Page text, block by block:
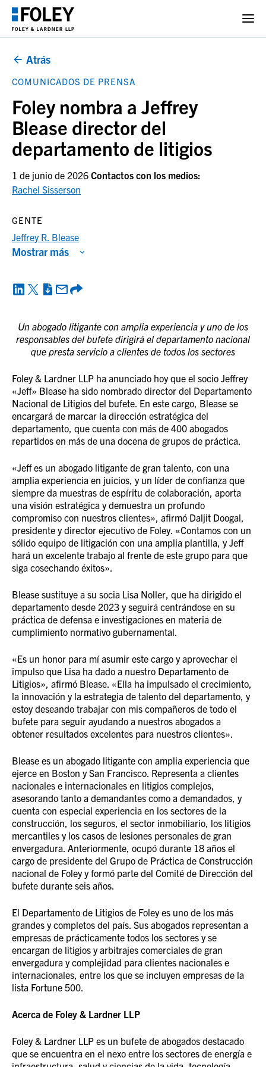
Atrás
COMUNICADOS DE PRENSA
Foley nombra a Jeffrey
Blease director del
departamento de litigios
1 de junio de 2026 Contactos con los medios:
Rachel Sisserson
Un abogado litigante con amplia experiencia y uno de los
responsables del bufete dirigirá el departamento nacional
que presta servicio a clientes de todos los sectores
Foley & Lardner LLP ha anunciado hoy que el socio Jeffrey
«Jeff» Blease ha sido nombrado director del Departamento
Nacional de Litigios del bufete. En este cargo, Blease se
encargará de marcar la dirección estratégica del
departamento, que cuenta con más de 400 abogados
repartidos en más de una docena de grupos de práctica.
«Jeff es un abogado litigante de gran talento, con una
amplia experiencia en juicios, y un líder de confianza que
siempre da muestras de espíritu de colaboración, aporta
una visión estratégica y demuestra un profundo
compromiso con nuestros clientes», afirmó Daljit Doogal,
presidente y director ejecutivo de Foley. «Contamos con un
sólido equipo de litigación con una amplia plantilla, y Jeff
hará un excelente trabajo al frente de este grupo para que
siga cosechando éxitos».
Blease sustituye a su socia Lisa Noller, que ha dirigido el
departamento desde 2023 y seguirá centrándose en su
práctica de defensa e investigaciones en materia de
cumplimiento normativo gubernamental.
«Es un honor para mí asumir este cargo y aprovechar el
impulso que Lisa ha dado a nuestro Departamento de
Litigios», afirmó Blease. «Ella ha impulsado el crecimiento,
la innovación y la estrategia de talento del departamento, y
estoy deseando trabajar con mis compañeros de todo el
bufete para seguir ayudando a nuestros abogados a
obtener resultados excelentes para nuestros clientes».
Blease es un abogado litigante con amplia experiencia que
ejerce en Boston y San Francisco. Representa a clientes
nacionales e internacionales en litigios complejos,
asesorando tanto a demandantes como a demandados, y
cuenta con especial experiencia en los sectores de la
construcción, los seguros, el sector inmobiliario, los litigios
mercantiles y los casos de lesiones personales de gran
envergadura. Anteriormente, ocupó durante 18 años el
cargo de presidente del Grupo de Práctica de Construcción
nacional de Foley y formó parte del Comité de Dirección del
bufete durante seis años.
El Departamento de Litigios de Foley es uno de los más
grandes y completos del país. Sus abogados representan a
empresas de prácticamente todos los sectores y se
encargan de litigios y arbitrajes comerciales de gran
envergadura y complejidad para clientes nacionales e
internacionales, entre los que se incluyen empresas de la
lista Fortune 500.
Acerca de Foley & Lardner LLP
Foley & Lardner LLP es un bufete de abogados destacado
que se encuentra en el nexo entre los sectores de energía e
GENTE
Jeffrey R. Blease
Mostrar más